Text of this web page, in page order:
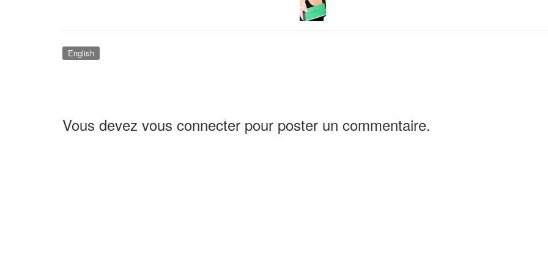
English
Vous devez vous connecter pour poster un commentaire.